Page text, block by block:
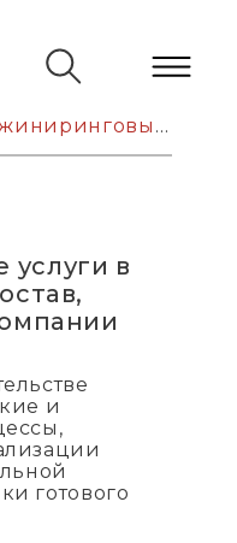
услуги в строительстве: состав, этапы и задачи компании
в
и
готового